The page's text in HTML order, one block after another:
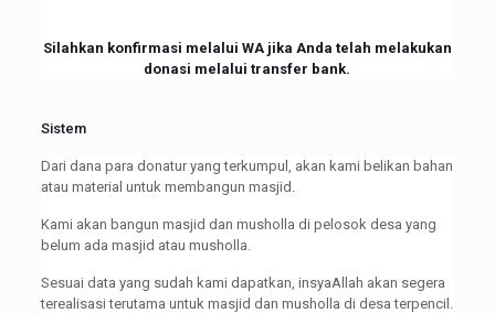
Silahkan konfirmasi melalui WA jika Anda telah melakukan
donasi melalui transfer bank.
Sistem
Dari dana para donatur yang terkumpul, akan kami belikan bahan
atau material untuk membangun masjid.
Kami akan bangun masjid dan musholla di pelosok desa yang
belum ada masjid atau musholla.
Sesuai data yang sudah kami dapatkan, insyaAllah akan segera
terealisasi terutama untuk masjid dan musholla di desa terpencil.